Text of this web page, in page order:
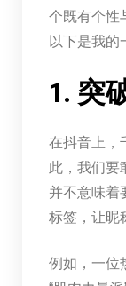
个既有个性
以下是我的
1. 突
在抖音上，
此，我们要
并不意味着
标签，让昵
例如，一位